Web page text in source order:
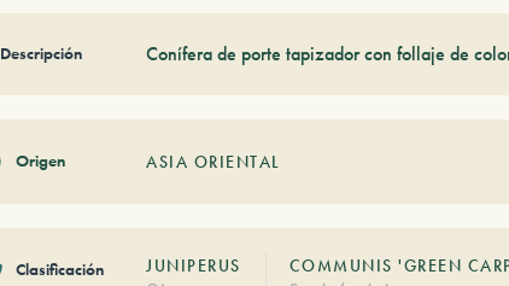
Descripción Conífera de porte tapizador con follaje de
Origen ASIA ORIENTAL
Clasificación
JUNIPERUS
COMMUNIS 'GREEN